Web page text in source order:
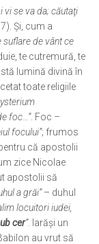
vi se va da; căutaţi
Şi, cum a
suflare de vânt ce
te cutremură, te
lumină divină în
toate religiile
foc…”. Foc –
focului”; frumos
că apostolii
zice Nicolae
apostolii să
a grăi”– duhul
locuitori iudei,
cer”. Iarăşi un
au vrut să